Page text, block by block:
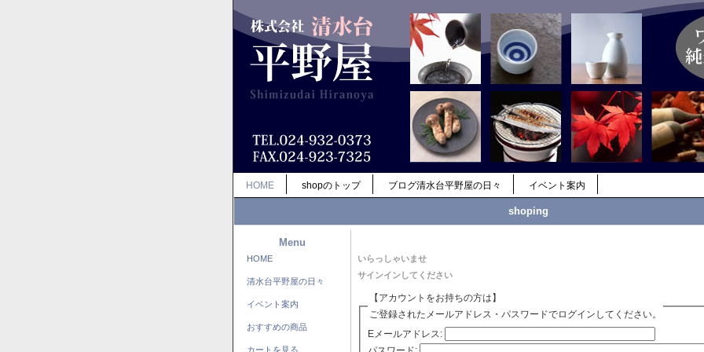
HOME shopのトップ ブログ清水台平野屋の日々 イベント案内
shoping
Menu
HOME
清水台平野屋の日々
イベント案内
おすすめの商品
カートを見る
いらっしゃいませ
サインインしてください
【アカウントをお持ちの方は】
ご登録されたメールアドレス・パスワードでログインしてください。
Eメールアドレス: